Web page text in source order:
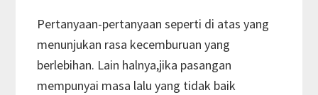
Pertanyaan-pertanyaan seperti di atas yang
menunjukan rasa kecemburuan yang
berlebihan. Lain halnya,jika pasangan
mempunyai masa lalu yang tidak baik